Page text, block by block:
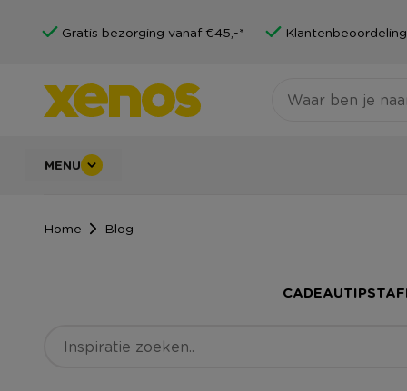
Gratis bezorging vanaf €45,-*
MENU
Home Blog
CADEAUTIPS